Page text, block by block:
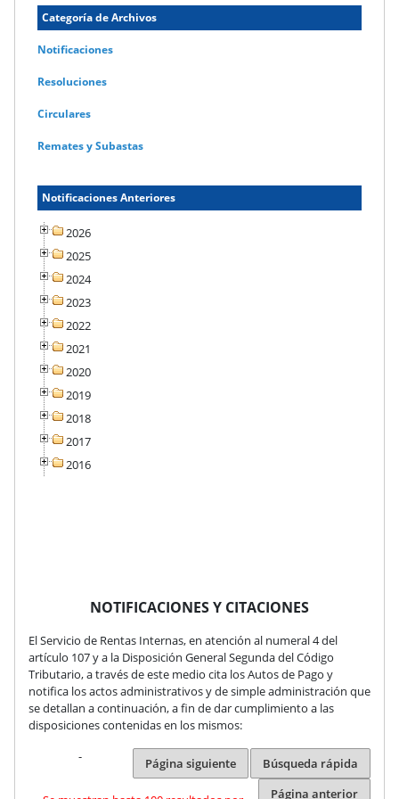
Categoría de Archivos
Notificaciones
Resoluciones
Circulares
Remates y Subastas
Notificaciones Anteriores
2026
2025
2024
2023
2022
2021
2020
2019
2018
2017
2016
NOTIFICACIONES Y CITACIONES
El Servicio de Rentas Internas, en atención al numeral 4 del
artículo 107 y a la Disposición General Segunda del Código
Tributario, a través de este medio cita los Autos de Pago y
notifica los actos administrativos y de simple administración que
se detallan a continuación, a fin de dar cumplimiento a las
disposiciones contenidas en los mismos:
Búsqueda rápida
-
Página siguiente
Página anterior